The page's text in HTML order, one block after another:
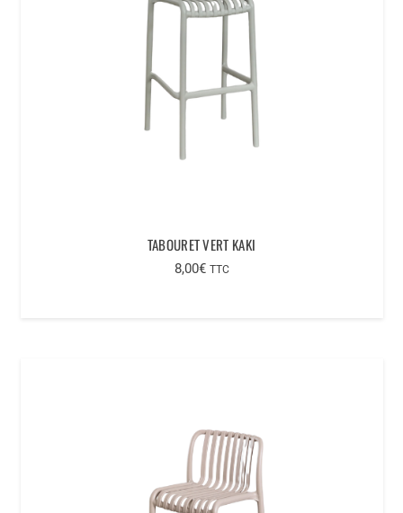
TABOURET VERT KAKI
8,00€ TTC